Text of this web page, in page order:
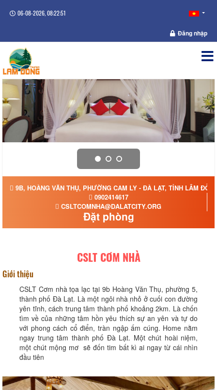
06-08-2026, 08:22:52
Đăng nhập
9B, HOÀNG VĂN THỤ, PHƯỜNG CAM LY - ĐÀ LẠT, TỈNH LÂM
0902414617
CSLTCOMNHA@DALATCITY.ORG
Đặt phòng
CSLT CƠM NHÀ
Giới thiệu
CSLT Cơm nhà tọa lạc tại 9b Hoàng Văn Thụ, phường 5,
thành phố Đà Lạt. Là một ngôi nhà nhỏ ở cuối con đường
yên tĩnh, cách trung tâm thành phố khoảng 2km. Là chốn
tìm về của những tâm hồn yêu thích sự an yên và tự do
với phong cách cổ điển, tràn ngập ấm cúng. Home nằm
ngay trung tâm thành phố Đà Lạt. Một chút hoài niệm,
một chút mộng mơ sẽ đốn tim bất kì ai ngay từ cái nhìn
đầu tiên